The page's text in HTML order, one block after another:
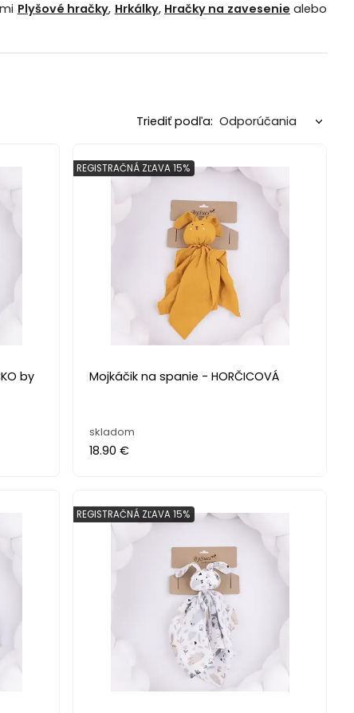
Plyšové hračky, Hrkálky, Hračky na zavesenie alebo
Triediť podľa:
by
Mojkáčik na spanie - HORČICOVÁ
REGISTRAČNÁ ZĽAVA 15%
skladom
18.90 €
REGISTRAČNÁ ZĽAVA 15%